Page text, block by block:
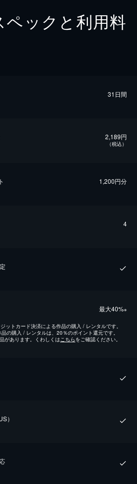
ックと利用料
31日間
2,189円
（税込）
1,200円分
4
最⼤40%※
ットカード決済による作品の購入 / レンタルです。
の購入 / レンタルは、20％のポイント還元です。
があります。くわしくは こちらをご確認ください。
）